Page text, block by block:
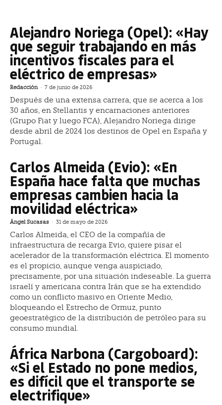
Alejandro Noriega (Opel): «Hay
que seguir trabajando en más
incentivos fiscales para el
eléctrico de empresas»
Redacción - 7 de junio de 2026
Después de una extensa carrera, que se acerca a los
30 años, en Stellantis y encarnaciones anteriores
(Grupo Fiat y luego FCA), Alejandro Noriega dirige
desde abril de 2024 los destinos de Opel en España y
Portugal.
Carlos Almeida (Evio): «En
España hace falta que muchas
empresas cambien hacia la
movilidad eléctrica»
Ángel Sucasas - 31 de mayo de 2026
Carlos Almeida, el CEO de la compañía de
infraestructura de recarga Evio, quiere pisar el
acelerador de la transformación eléctrica. El momento
es el propicio, aunque venga auspiciado,
precisamente, por una situación indeseable. La guerra
israelí y americana contra Irán que se ha extendido
como un conflicto masivo en Oriente Medio,
bloqueando el Estrecho de Ormuz, punto
geoestratégico de la distribución de petróleo para su
consumo mundial.
África Narbona (Cargoboard):
«Si el Estado no pone medios,
es difícil que el transporte se
electrifique»